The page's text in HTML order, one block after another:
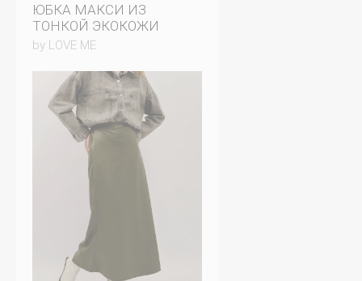
ЮБКА МАКСИ ИЗ
ТОНКОЙ ЭКОКОЖИ
by LOVE ME